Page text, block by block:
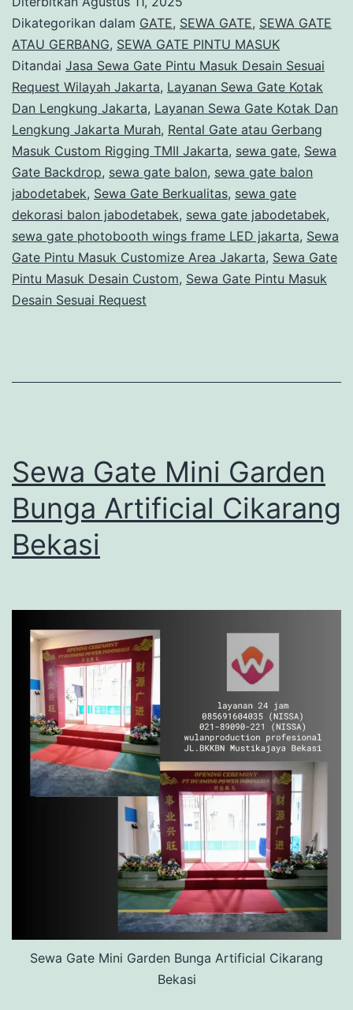
Gerbang
Masuk
Custom
Rigging
TMII
Jakarta
Dikategorikan dalam GATE, SEWA GATE, SEWA GATE
ATAU GERBANG, SEWA GATE PINTU MASUK
Ditandai Jasa Sewa Gate Pintu Masuk Desain Sesuai
Request Wilayah Jakarta, Layanan Sewa Gate Kotak
Dan Lengkung Jakarta, Layanan Sewa Gate Kotak Dan
Lengkung Jakarta Murah, Rental Gate atau Gerbang
Masuk Custom Rigging TMII Jakarta, sewa gate, Sewa
Gate Backdrop, sewa gate balon, sewa gate balon
jabodetabek, Sewa Gate Berkualitas, sewa gate
dekorasi balon jabodetabek, sewa gate jabodetabek,
sewa gate photobooth wings frame LED jakarta, Sewa
Gate Pintu Masuk Customize Area Jakarta, Sewa Gate
Pintu Masuk Desain Custom, Sewa Gate Pintu Masuk
Desain Sesuai Request
Sewa Gate Mini Garden
Bunga Artificial Cikarang
Bekasi
Sewa Gate Mini Garden Bunga Artificial Cikarang
Bekasi